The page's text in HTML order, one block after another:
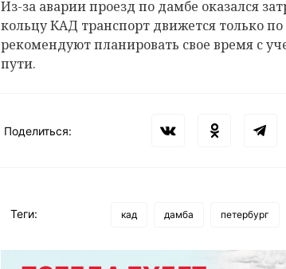
Из-за аварии проезд по дамбе оказался
кольцу КАД транспорт движется только
рекомендуют планировать свое время с
пути.
Поделиться:
Теги: кад дамба петербург